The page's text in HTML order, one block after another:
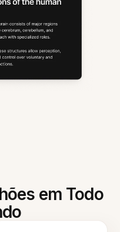
em Todo